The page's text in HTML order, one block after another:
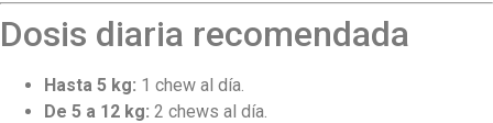
Dosis diaria recomendada
Hasta 5 kg: 1 chew al día.
De 5 a 12 kg: 2 chews al día.